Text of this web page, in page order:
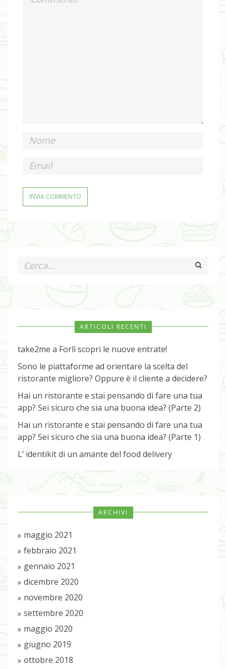
ARTICOLI RECENTI
take2me a Forlì scopri le nuove entrate!
Sono le piattaforme ad orientare la scelta del
ristorante migliore? Oppure è il cliente a decidere?
Hai un ristorante e stai pensando di fare una tua
app? Sei sicuro che sia una buona idea? (Parte 2)
Hai un ristorante e stai pensando di fare una tua
app? Sei sicuro che sia una buona idea? (Parte 1)
L’ identikit di un amante del food delivery
ARCHIVI
maggio 2021
febbraio 2021
gennaio 2021
dicembre 2020
novembre 2020
settembre 2020
maggio 2020
giugno 2019
ottobre 2018